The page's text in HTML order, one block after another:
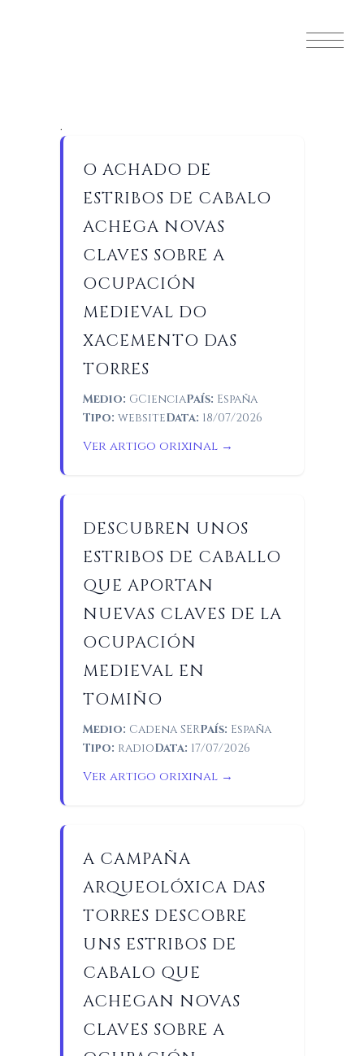
.
O ACHADO DE
ESTRIBOS DE CABALO
ACHEGA NOVAS
CLAVES SOBRE A
OCUPACIÓN
MEDIEVAL DO
XACEMENTO DAS
TORRES
Medio: GCienciaPaís: España
Tipo: websiteData: 18/07/2026
Ver artigo orixinal →
DESCUBREN UNOS
ESTRIBOS DE CABALLO
QUE APORTAN
NUEVAS CLAVES DE LA
OCUPACIÓN
MEDIEVAL EN
TOMIÑO
Medio: Cadena SERPaís: España
Tipo: radioData: 17/07/2026
Ver artigo orixinal →
A CAMPAÑA
ARQUEOLÓXICA DAS
TORRES DESCOBRE
UNS ESTRIBOS DE
CABALO QUE
ACHEGAN NOVAS
CLAVES SOBRE A